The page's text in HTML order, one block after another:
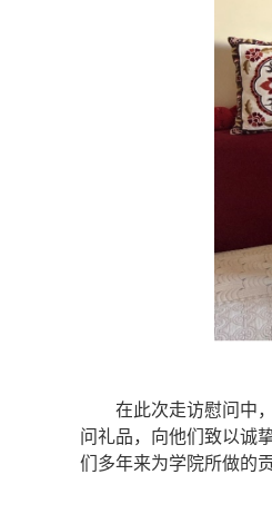
在此次走访慰问中
问礼品，向他们致以诚
们多年来为学院所做的贡